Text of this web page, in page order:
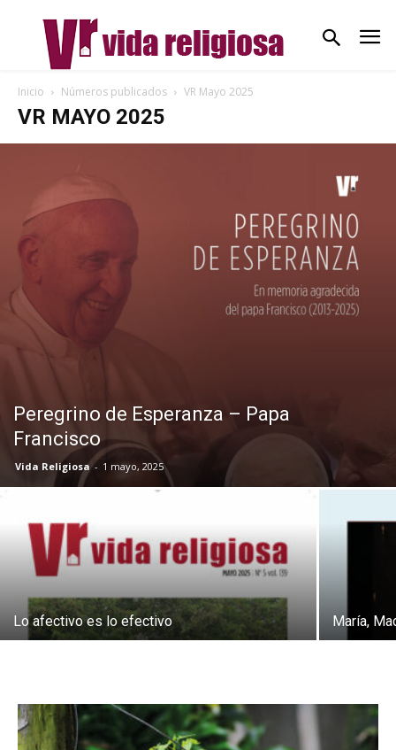
Inicio Números publicados VR Mayo 2025
VR MAYO 2025
Peregrino de Esperanza – Papa
Francisco
Vida Religiosa - 1 mayo, 2025
Lo afectivo es lo efectivo María,